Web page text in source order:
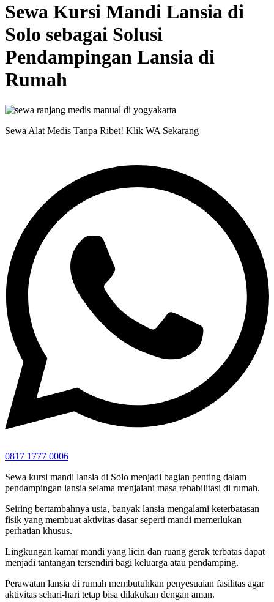
Sewa Kursi Mandi Lansia di
Solo sebagai Solusi
Pendampingan Lansia di
Rumah
Sewa Alat Medis Tanpa Ribet! Klik WA Sekarang
0817 1777 0006
Sewa kursi mandi lansia di Solo menjadi bagian penting dalam
pendampingan lansia selama menjalani masa rehabilitasi di rumah.
Seiring bertambahnya usia, banyak lansia mengalami keterbatasan
fisik yang membuat aktivitas dasar seperti mandi memerlukan
perhatian khusus.
Lingkungan kamar mandi yang licin dan ruang gerak terbatas dapat
menjadi tantangan tersendiri bagi keluarga atau pendamping.
Perawatan lansia di rumah membutuhkan penyesuaian fasilitas agar
aktivitas sehari-hari tetap bisa dilakukan dengan aman.